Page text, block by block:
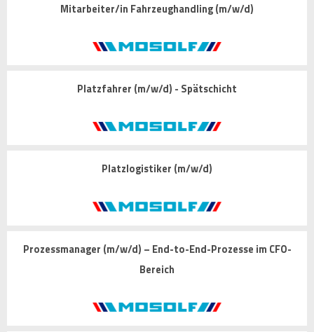
Mitarbeiter/in Fahrzeughandling (m/w/d)
Platzfahrer (m/w/d) - Spätschicht
Platzlogistiker (m/w/d)
Prozessmanager (m/w/d) – End-to-End-Prozesse im CFO-
Bereich